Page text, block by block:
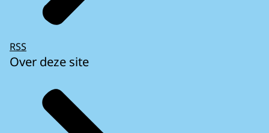
RSS
Over deze site